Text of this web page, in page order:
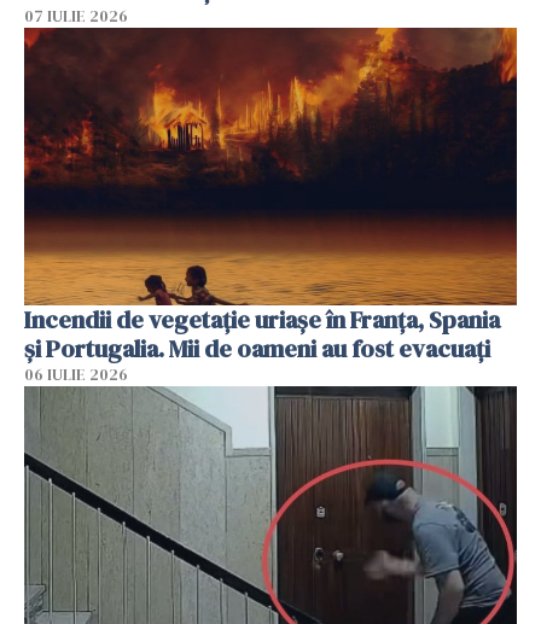
07 IULIE 2026
Incendii de vegetație uriașe în Franța, Spania
și Portugalia. Mii de oameni au fost evacuați
06 IULIE 2026